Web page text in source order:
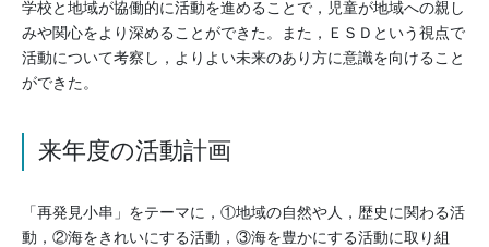
学校と地域が協働的に活動を進めることで，児童が地域への親し
みや関心をより深めることができた。また，ＥＳＤという視点で
活動について考察し，よりよい未来のあり方に意識を向けること
ができた。
来年度の活動計画
「再発見小串」をテーマに，①地域の自然や人，歴史に関わる活
動，②海をきれいにする活動，③海を豊かにする活動に取り組